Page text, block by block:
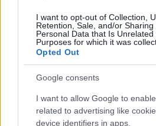
I want to opt-out of Collection,
Retention, Sale, and/or Sharing
Personal Data that Is Unrelated
Purposes for which it was
Opted Out
Google consents
I want to allow Google to
related to advertising like
device identifiers in apps.
Ethan Hunt (Tom Cruise) és az
legveszélyesebb küldetésükbe
találniuk egy félelmetes, az